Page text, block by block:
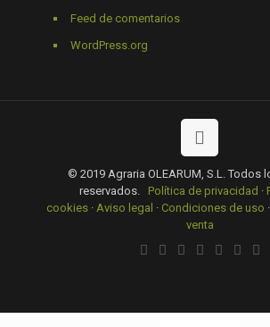
Feed de comentarios
WordPress.org
© 2019 Agraria OLEARUM, S.L. Todos
reservados. Política de privacidad ·
cookies· Aviso legal · Condiciones de uso ·
venta